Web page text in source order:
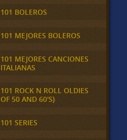
101 BOLEROS
101 MEJORES BOLEROS
101 MEJORES CANCIONES
ITALIANAS
101 ROCK N ROLL OLDIES
OF 50 AND 60'S}
101 SERIES